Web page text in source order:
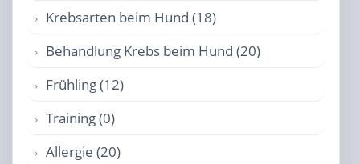
Krebsarten beim Hund (18)
Behandlung Krebs beim Hund (20)
Frühling (12)
Training (0)
Allergie (20)